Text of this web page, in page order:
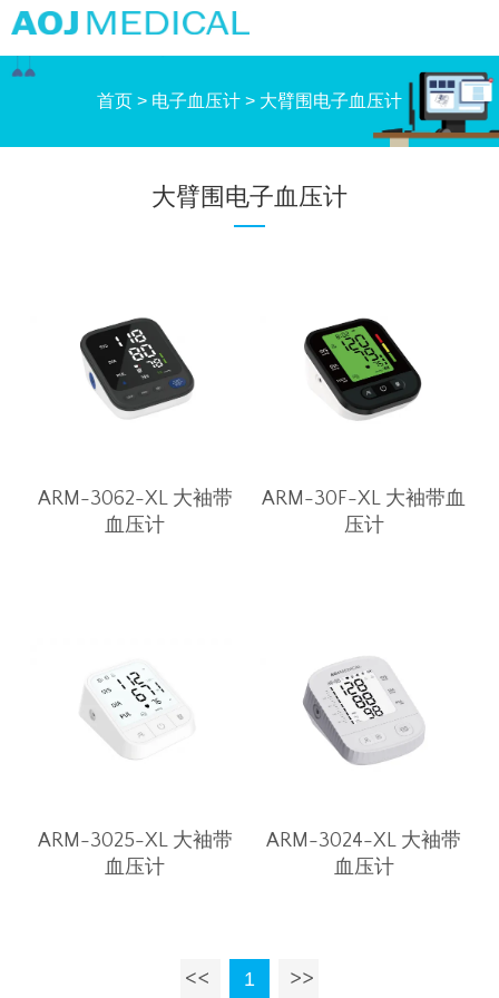
首页 > 电子血压计 > 大臂围电子血压计
大臂围电子血压计
ARM-3062-XL 大袖带
血压计
ARM-30F-XL 大袖带血
压计
ARM-3025-XL 大袖带
血压计
ARM-3024-XL 大袖带
血压计
1